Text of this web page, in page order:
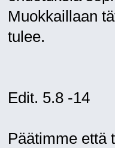
Muokkaillaan
tulee.
Edit. 5.8 -14
Päätimme että